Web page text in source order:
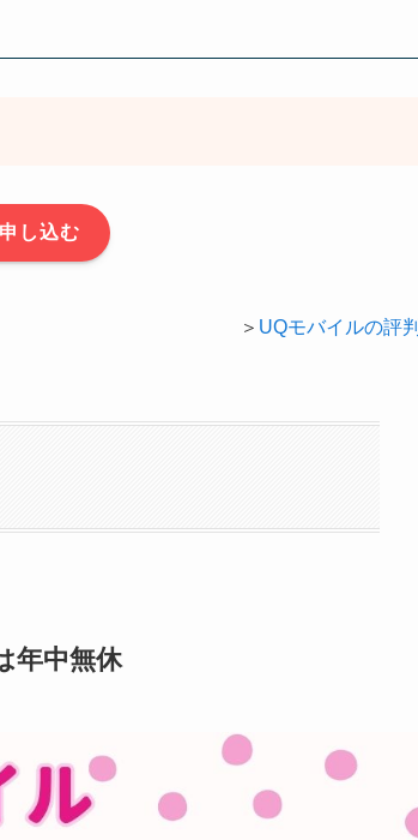
し込む
＞ UQモバイルの評判
年中無休